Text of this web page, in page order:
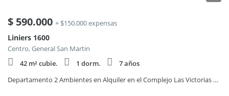
$ 590.000 + $150.000 expensas
Liniers 1600
Centro, General San Martin
42 m² cubie.
1 dorm.
7 años
Departamento 2 Ambientes en Alquiler en el Complejo Las Victorias Plaza